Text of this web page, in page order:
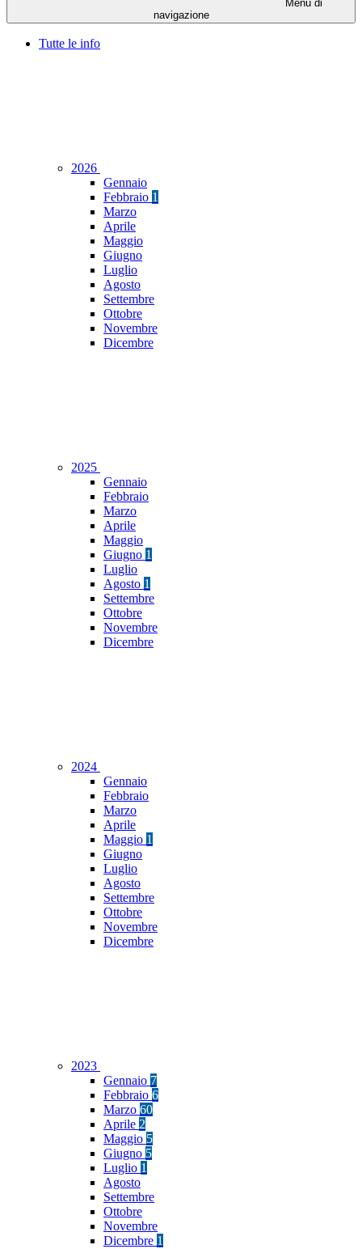
Menu di
navigazione
Tutte le info
2026
Gennaio
Febbraio 1
Marzo
Aprile
Maggio
Giugno
Luglio
Agosto
Settembre
Ottobre
Novembre
Dicembre
2025
Gennaio
Febbraio
Marzo
Aprile
Maggio
Giugno 1
Luglio
Agosto 1
Settembre
Ottobre
Novembre
Dicembre
2024
Gennaio
Febbraio
Marzo
Aprile
Maggio 1
Giugno
Luglio
Agosto
Settembre
Ottobre
Novembre
Dicembre
2023
Gennaio 7
Febbraio 6
Marzo 60
Aprile 2
Maggio 5
Giugno 5
Luglio 1
Agosto
Settembre
Ottobre
Novembre
Dicembre 1